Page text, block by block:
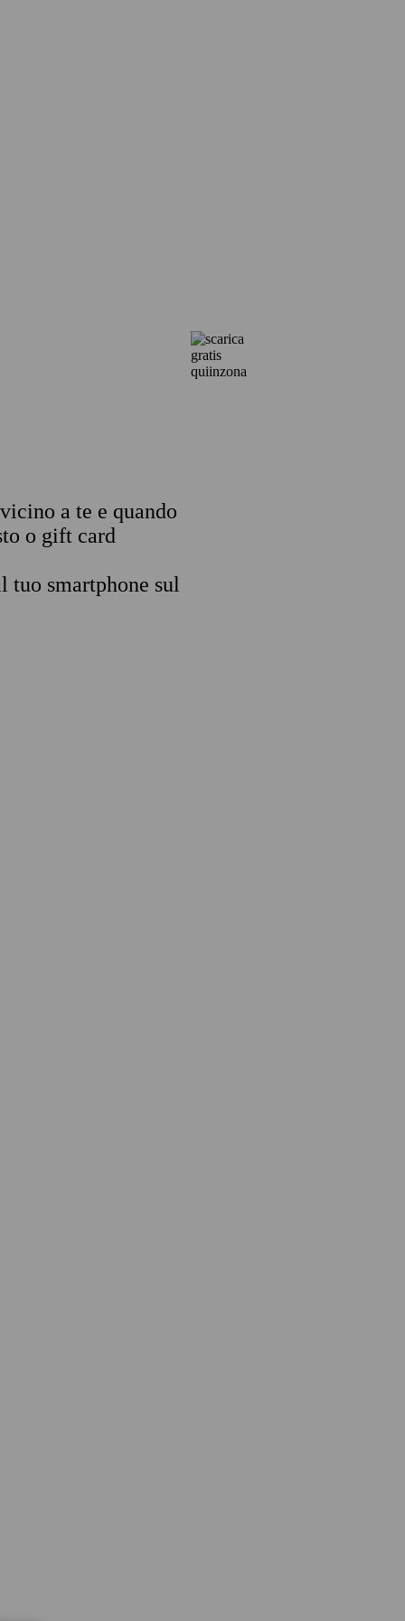
a te e quando
o gift card
tuo smartphone sul